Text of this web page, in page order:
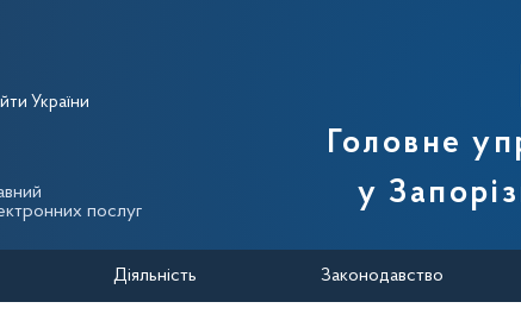
сторінка Державної
України
послуг
Головне
у
Діяльність Законодавство